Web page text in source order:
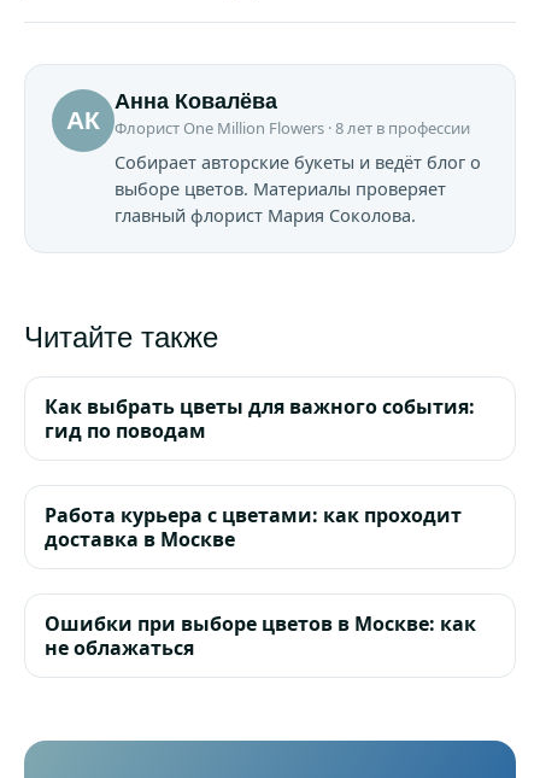
АК
Анна Ковалёва
Флорист One Million Flowers · 8 лет в профессии
Собирает авторские букеты и ведёт блог о
выборе цветов. Материалы проверяет
главный флорист Мария Соколова.
Читайте также
Как выбрать цветы для важного события:
гид по поводам
Работа курьера с цветами: как проходит
доставка в Москве
Ошибки при выборе цветов в Москве: как
не облажаться